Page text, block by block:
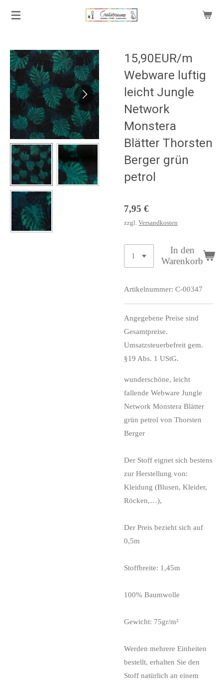
Zum
15,90EUR/m
Webware luftig
leicht Jungle
Network
Monstera
Blätter Thorsten
Berger grün
petrol
7,95 €
zzgl. Versandkosten
In den
Warenkorb
Artikelnummer: C-00347
Angegebene Preise sind
Gesamtpreise.
Umsatzsteuerbefreit gem.
§19 Abs. 1 UStG.
wunderschöne, leicht
fallende Webware Jungle
Network Monstera Blätter
grün petrol von Thorsten
Berger
Der Stoff eignet sich bestens
zur Herstellung von:
Kleidung (Blusen, Kleider,
Röcken,…),
Der Preis bezieht sich auf
0,5m
Stoffbreite: 1,45m
100% Baumwolle
Gewicht: 75gr/m²
Werden mehrere Einheiten
bestellt, erhalten Sie den
Stoff natürlich an einem